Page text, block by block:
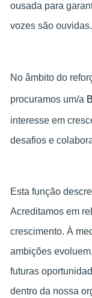
ousada para
vozes são ouvidas.
No âmbito do
procuramos um/a
interesse em
desafios e
Esta função
Acreditamos em
crescimento. À
ambições
futuras
dentro da nossa